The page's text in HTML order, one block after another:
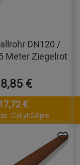
DN120 /
Meter Ziegelrot
€
€
CxLyh2Ajne